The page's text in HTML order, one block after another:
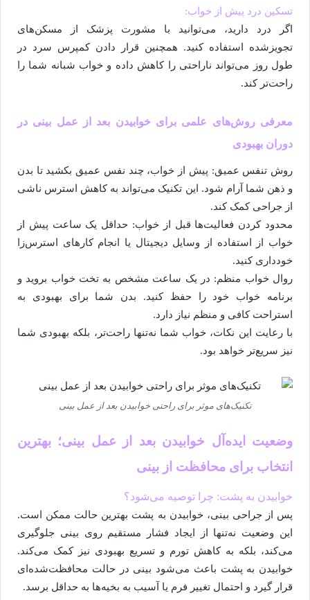
تسکین درد پیش از خواب:
اگر درد دارید، می‌توانید با مشورت پزشک از مسکن‌های
تجویزشده استفاده کنید. همچنین قرار دادن کمپرس سرد در
طول روز می‌تواند ناراحتی را کاهش داده و خواب شبانه شما را
راحت‌تر کند.
معرفی روش‌های علمی برای خوابیدن بعد از عمل بینی در
دوران بهبودی
روش تنفس عمیق: پیش از خواب، چند نفس عمیق بکشید تا بدن
و ذهن شما آرام شود. این تکنیک می‌تواند به کاهش استرس ناشی
از جراحی کمک کند.
محدود کردن فعالیت‌ها قبل از خواب: حداقل یک ساعت پیش از
خواب از استفاده از وسایل دیجیتال یا انجام کارهای استرس‌زا
خودداری کنید.
روال خواب منظم: در یک ساعت مشخص به تخت خواب بروید و
برنامه خواب خود را حفظ کنید. بدن شما برای بهبودی به
استراحت کافی و منظم نیاز دارد.
با رعایت این نکات، خواب شما نه‌تنها راحت‌تر، بلکه بهبودی شما
نیز سریع‌تر خواهد بود.
تکنیک‌های موثر برای راحتی خوابیدن بعد از عمل بینی
وضعیت ایده‌آل خوابیدن بعد از عمل بینی؛ بهترین
انتخاب برای محافظت از بینی
خوابیدن به پشت: چرا توصیه می‌شود؟
پس از جراحی بینی، خوابیدن به پشت بهترین حالت ممکن است.
این وضعیت نه‌تنها از ایجاد فشار مستقیم روی بینی جلوگیری
می‌کند، بلکه به کاهش تورم و تسریع بهبودی نیز کمک می‌کند.
خوابیدن به پشت باعث می‌شود بینی در حالت محافظت‌شده‌ای
قرار گیرد و احتمال تغییر فرم یا آسیب به بخیه‌ها به حداقل برسد.